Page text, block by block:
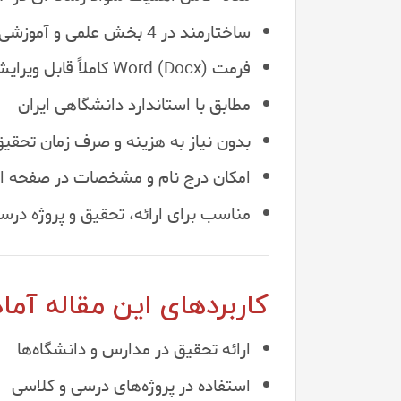
ساختارمند در 4 بخش علمی و آموزشی
فرمت Word (Docx) کاملاً قابل ویرایش
مطابق با استاندارد دانشگاهی ایران
بدون نیاز به هزینه و صرف زمان
امکان درج نام و مشخصات در صفحه
مناسب برای ارائه، تحقیق و پروژه
کاربردهای این مقاله
ارائه تحقیق در مدارس و دانشگاه‌ها
استفاده در پروژه‌های درسی و کلاسی